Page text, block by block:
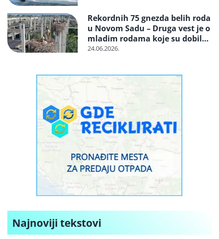
Rekordnih 75 gnezda belih roda
u Novom Sadu – Druga vest je o
mladim rodama koje su dobile
proteze za amputirane noge
24.06.2026.
Najnoviji tekstovi